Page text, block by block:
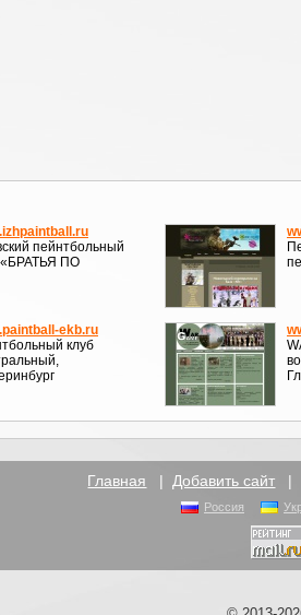
пейнтбольный
«БРАТЬЯ ПО
ekb.ru
клуб
Главная | Добавить сайт |
Россия